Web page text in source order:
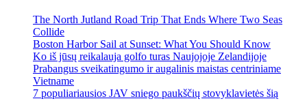
The North Jutland Road Trip That Ends Where Two Seas
Collide
Boston Harbor Sail at Sunset: What You Should Know
Ko iš jūsų reikalauja golfo turas Naujojoje Zelandijoje
Prabangus sveikatingumo ir augalinis maistas centriniame
Vietname
7 populiariausios JAV sniego paukščių stovyklavietės šią